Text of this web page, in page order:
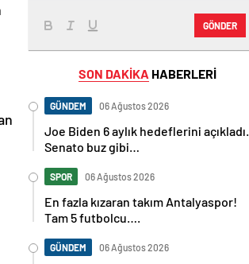
GÖNDER
SON DAKİKA HABERLERİ
GÜNDEM 06 Ağustos 2026
Joe Biden 6 aylık hedeflerini açıkladı.
Senato buz gibi…
SPOR 06 Ağustos 2026
En fazla kızaran takım Antalyaspor!
Tam 5 futbolcu….
GÜNDEM 06 Ağustos 2026